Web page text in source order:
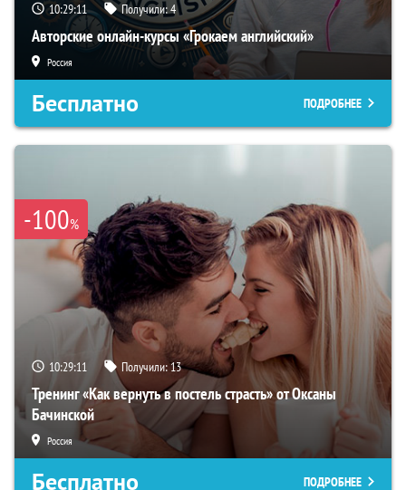
10:29:10 Получили:4
Авторские онлайн-курсы «Грокаем английский»
Россия
Бесплатно ПОДРОБНЕЕ
-100%
10:29:10 Получили:13
Тренинг «Как вернуть в постель страсть» от Оксаны
Бачинской
Россия
Бесплатно ПОДРОБНЕЕ